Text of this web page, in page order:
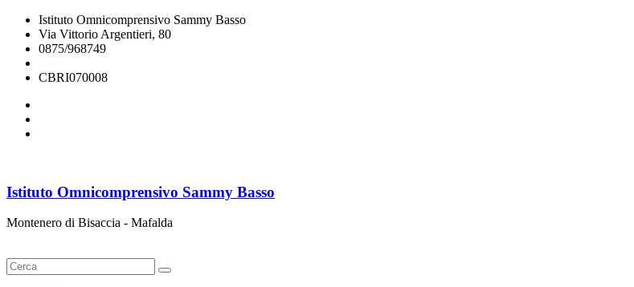
Istituto Omnicomprensivo Sammy Basso
Via Vittorio Argentieri, 80
0875/968749
CBRI070008
Istituto Omnicomprensivo Sammy Basso
Montenero di Bisaccia - Mafalda